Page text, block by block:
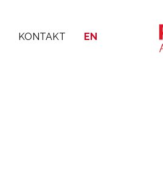
KONTAKT EN